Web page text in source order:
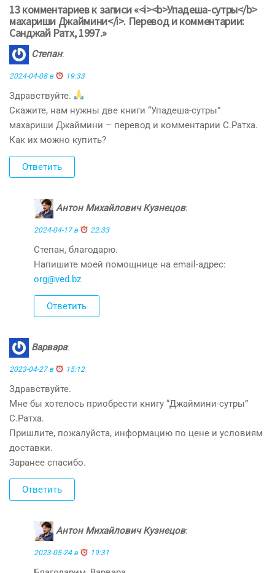
13 комментариев к записи «<i><b>Упадеша-сутры</b>
махариши Джаймини</i>. Перевод и комментарии:
Санджай Ратх, 1997.»
Степан:
2024-04-08 в 19:33
Здравствуйте.
Скажите, нам нужны две книги “Упадеша-сутры”
махариши Джаймини – перевод и комментарии С.Ратха.
Как их можно купить?
Ответить
Антон Михайлович Кузнецов:
2024-04-17 в 22:33
Степан, благодарю.
Напишите моей помощнице на email-адрес:
org@ved.bz
Ответить
Варвара:
2023-04-27 в 15:12
Здравствуйте.
Мне бы хотелось приобрести книгу “Джаймини-сутры”
С.Ратха.
Пришлите, пожалуйста, информацию по цене и условиям
доставки.
Заранее спасибо.
Ответить
Антон Михайлович Кузнецов:
2023-05-24 в 19:31